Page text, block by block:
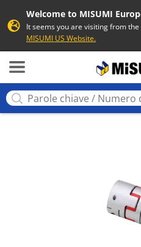
Welcome to MISUMI
It seems you are visiting from
MISUMI US Website.